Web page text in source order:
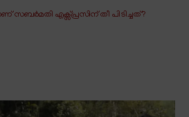
സബർമതി എക്സ്പ്രസിന് തീ പിടിച്ചത്?